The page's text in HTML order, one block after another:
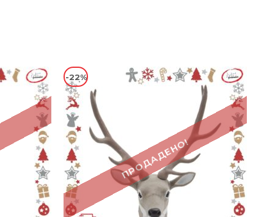
ПРОДАДЕНО!
-22%